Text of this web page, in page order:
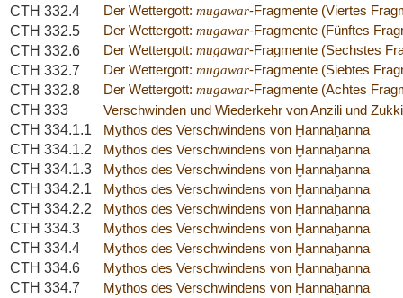
CTH 332.4 Der Wettergott: mugawar-Fragmente (Viertes
CTH 332.5 Der Wettergott: mugawar-Fragmente (Fünftes
CTH 332.6 Der Wettergott: mugawar-Fragmente (Sechstes
CTH 332.7 Der Wettergott: mugawar-Fragmente (Siebtes
CTH 332.8 Der Wettergott: mugawar-Fragmente (Achtes
CTH 333 Verschwinden und Wiederkehr von Anzili und Zukki
CTH 334.1.1 Mythos des Verschwindens von Ḫannaḫanna
CTH 334.1.2 Mythos des Verschwindens von Ḫannaḫanna
CTH 334.1.3 Mythos des Verschwindens von Ḫannaḫanna
CTH 334.2.1 Mythos des Verschwindens von Ḫannaḫanna
CTH 334.2.2 Mythos des Verschwindens von Ḫannaḫanna
CTH 334.3 Mythos des Verschwindens von Ḫannaḫanna
CTH 334.4 Mythos des Verschwindens von Ḫannaḫanna
CTH 334.6 Mythos des Verschwindens von Ḫannaḫanna
CTH 334.7 Mythos des Verschwindens von Ḫannaḫanna